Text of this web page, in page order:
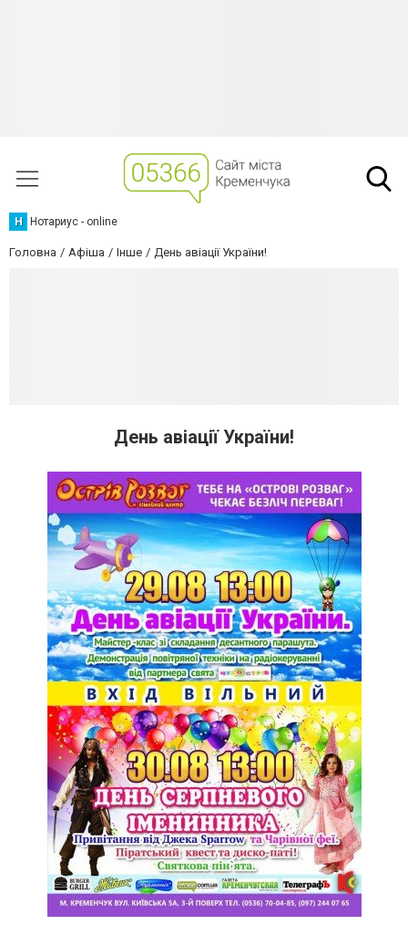
Н Нотариус - online
Головна Афіша Інше День авіації України!
День авіації України!